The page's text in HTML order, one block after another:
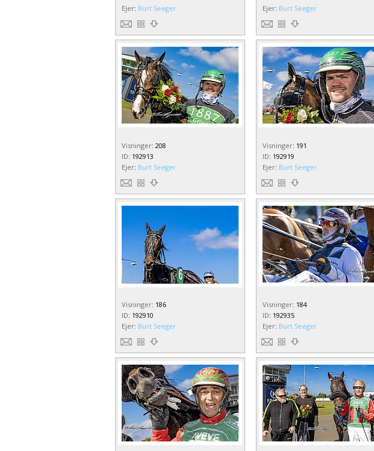
Ejer: Burt Seeger
Ejer: Burt Seeger
Visninger: 208
ID: 192913
Ejer: Burt Seeger
Visninger: 191
ID: 192919
Ejer: Burt Seeger
Visninger: 186
ID: 192910
Ejer: Burt Seeger
Visninger: 184
ID: 192935
Ejer: Burt Seeger